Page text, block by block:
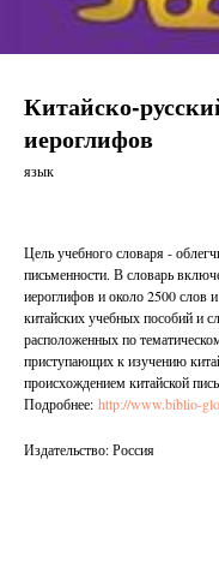
Китайско-
иероглифов
язык
Цель учебного словаря -
письменности. В словарь
иероглифов и около 2500 слов
китайских учебных пособий и
расположенных по
приступающих к изучению
происхождением китайской
Подробнее: http://www.biblio-
Издательство: Россия